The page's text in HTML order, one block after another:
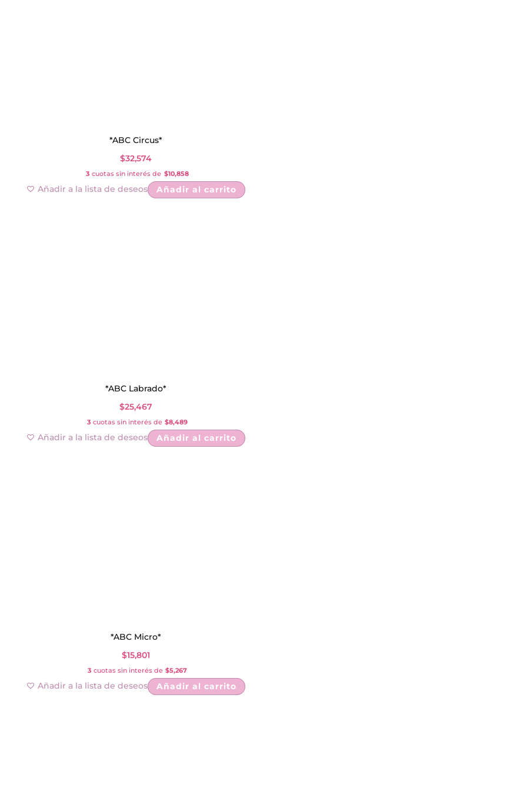
*ABC Circus*
$32,574
3 cuotas sin interés de $10,858
Añadir a la lista de deseos Añadir al carrito
*ABC Labrado*
$25,467
3 cuotas sin interés de $8,489
Añadir a la lista de deseos Añadir al carrito
*ABC Micro*
$15,801
3 cuotas sin interés de $5,267
Añadir a la lista de deseos Añadir al carrito